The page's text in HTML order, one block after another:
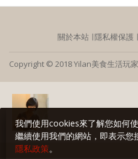
關於本站 ∣隱私權保護 ∣
Copyright © 2018 Yilan美食生活玩
我們使用cookies來了解您如何
繼續使用我們的網站，即表示
隱私政策。